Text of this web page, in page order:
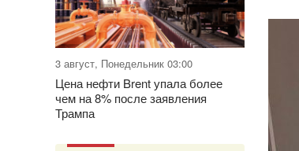
3 август, Понедельник 03:00
Цена нефти Brent упала более
чем на 8% после заявления
Трампа